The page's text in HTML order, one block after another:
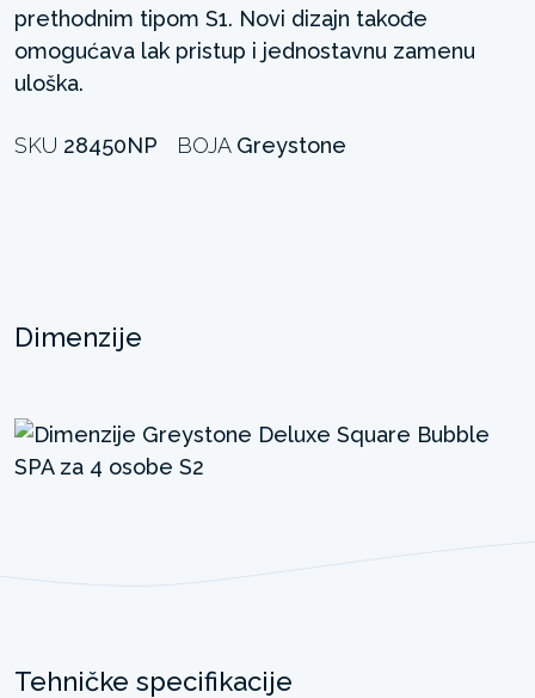
prethodnim tipom S1. Novi dizajn takođe
omogućava lak pristup i jednostavnu zamenu
uloška.
SKU 28450NP BOJA Greystone
Dimenzije
Tehničke specifikacije